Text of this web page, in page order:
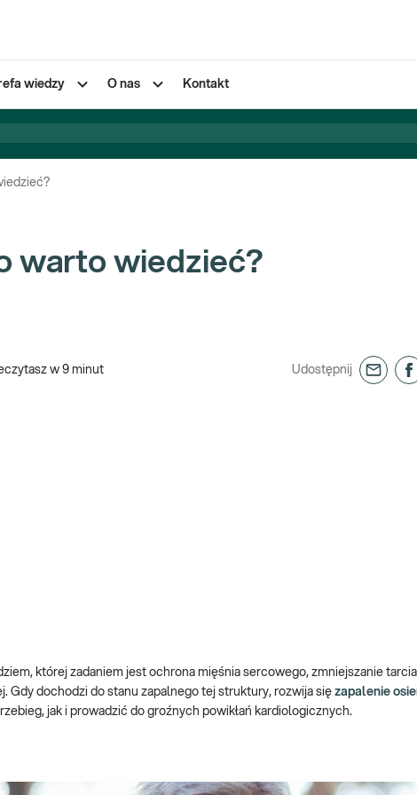
wiedzy O nas Kontakt
warto wiedzieć?
w 9 minut Udostępnij
której zadaniem jest ochrona mięśnia sercowego, zmniejszanie
Gdy dochodzi do stanu zapalnego tej struktury, rozwija się zapalenie
jak i prowadzić do groźnych powikłań kardiologicznych.